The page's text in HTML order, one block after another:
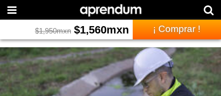
$1,950mxn $1,560mxn ¡ Comprar !